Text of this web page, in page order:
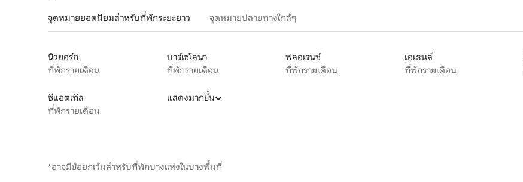
จุดหมายยอดนิยมสำหรับที่พักระยะยาว จุดหมายปลายทางใกล้ๆ
นิวยอร์ก
ที่พักรายเดือน
บาร์เซโลนา
ที่พักรายเดือน
ฟลอเรนซ์
ที่พักรายเดือน
เอเธนส์
ที่พักรายเดือน
ซีแอตเทิล
ที่พักรายเดือน
แสดงมากขึ้น
*อาจมีข้อยกเว้นสำหรับที่พักบางแห่งในบางพื้นที่